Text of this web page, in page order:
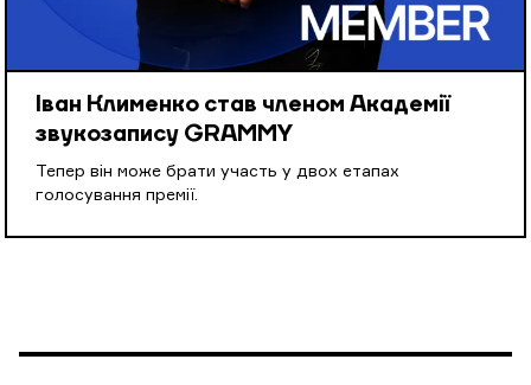
Іван Клименко став членом Академії
звукозапису GRAMMY
Тепер він може брати участь у двох етапах
голосування премії.